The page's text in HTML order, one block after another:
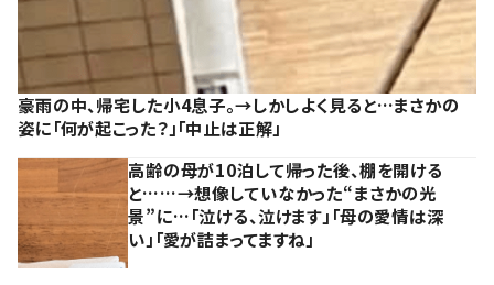
豪雨の中、帰宅した小4息子。→しかしよく見ると…まさかの
姿に「何が起こった？」「中止は正解」
高齢の母が10泊して帰った後、棚を開ける
と……→想像していなかった“まさかの光
景”に…「泣ける、泣けます」「母の愛情は深
い」「愛が詰まってますね」